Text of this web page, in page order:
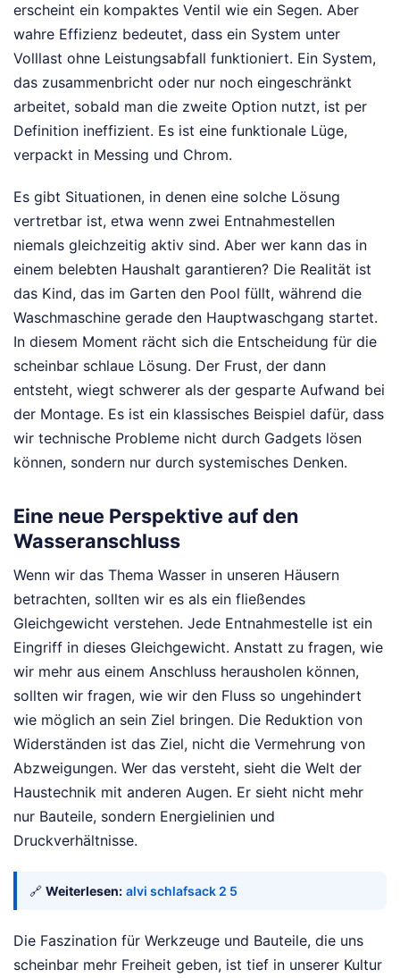
erscheint ein kompaktes Ventil wie ein Segen. Aber
wahre Effizienz bedeutet, dass ein System unter
Volllast ohne Leistungsabfall funktioniert. Ein System,
das zusammenbricht oder nur noch eingeschränkt
arbeitet, sobald man die zweite Option nutzt, ist per
Definition ineffizient. Es ist eine funktionale Lüge,
verpackt in Messing und Chrom.
Es gibt Situationen, in denen eine solche Lösung
vertretbar ist, etwa wenn zwei Entnahmestellen
niemals gleichzeitig aktiv sind. Aber wer kann das in
einem belebten Haushalt garantieren? Die Realität ist
das Kind, das im Garten den Pool füllt, während die
Waschmaschine gerade den Hauptwaschgang startet.
In diesem Moment rächt sich die Entscheidung für die
scheinbar schlaue Lösung. Der Frust, der dann
entsteht, wiegt schwerer als der gesparte Aufwand bei
der Montage. Es ist ein klassisches Beispiel dafür, dass
wir technische Probleme nicht durch Gadgets lösen
können, sondern nur durch systemisches Denken.
Eine neue Perspektive auf den
Wasseranschluss
Wenn wir das Thema Wasser in unseren Häusern
betrachten, sollten wir es als ein fließendes
Gleichgewicht verstehen. Jede Entnahmestelle ist ein
Eingriff in dieses Gleichgewicht. Anstatt zu fragen, wie
wir mehr aus einem Anschluss herausholen können,
sollten wir fragen, wie wir den Fluss so ungehindert
wie möglich an sein Ziel bringen. Die Reduktion von
Widerständen ist das Ziel, nicht die Vermehrung von
Abzweigungen. Wer das versteht, sieht die Welt der
Haustechnik mit anderen Augen. Er sieht nicht mehr
nur Bauteile, sondern Energielinien und
Druckverhältnisse.
🔗 Weiterlesen: alvi schlafsack 2 5
Die Faszination für Werkzeuge und Bauteile, die uns
scheinbar mehr Freiheit geben, ist tief in unserer Kultur